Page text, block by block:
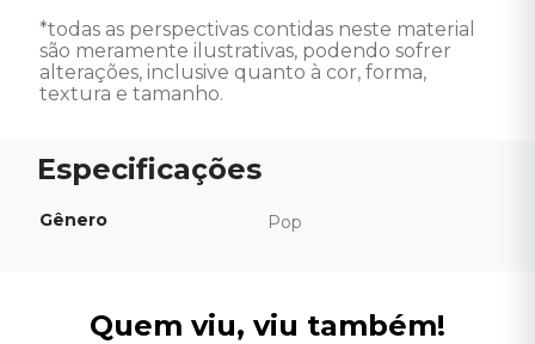
*todas as perspectivas contidas neste material
são meramente ilustrativas, podendo sofrer
alterações, inclusive quanto à cor, forma,
textura e tamanho.
Gênero Pop
Quem viu, viu também!